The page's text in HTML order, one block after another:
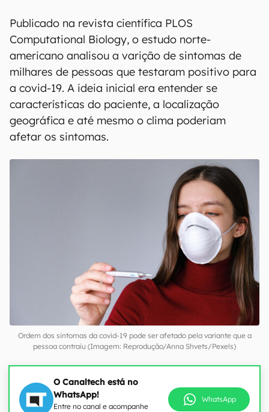
Publicado na revista científica PLOS
Computational Biology, o estudo norte-
americano analisou a varição de sintomas de
milhares de pessoas que testaram positivo para
a covid-19. A ideia inicial era entender se
características do paciente, a localização
geográfica e até mesmo o clima poderiam
afetar os sintomas.
Ordem dos sintomas da covid-19 pode ser afetado pela variante que a
pessoa contraiu (Imagem: Reprodução/Anna Shvets/Pexels)
O Canaltech está no
WhatsApp!
Entre no canal e acompanhe
WhatsApp